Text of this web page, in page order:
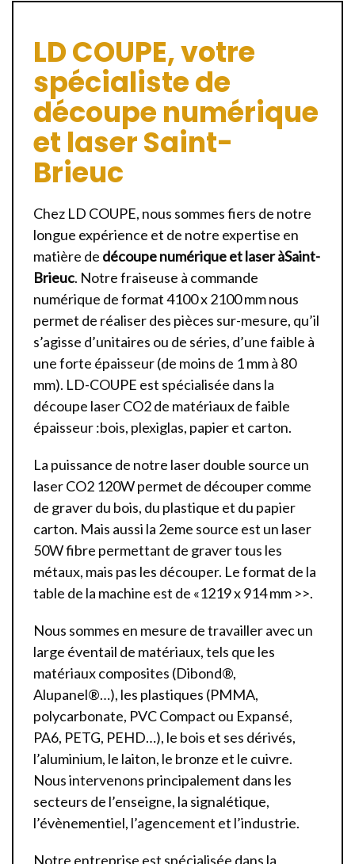
LD COUPE, votre
spécialiste de
découpe numérique
et laser Saint-
Brieuc
Chez LD COUPE, nous sommes fiers de notre
longue expérience et de notre expertise en
matière de découpe numérique et laser àSaint-
Brieuc. Notre fraiseuse à commande
numérique de format 4100 x 2100 mm nous
permet de réaliser des pièces sur-mesure, qu’il
s’agisse d’unitaires ou de séries, d’une faible à
une forte épaisseur (de moins de 1 mm à 80
mm). LD-COUPE est spécialisée dans la
découpe laser CO2 de matériaux de faible
épaisseur :bois, plexiglas, papier et carton.
La puissance de notre laser double source un
laser CO2 120W permet de découper comme
de graver du bois, du plastique et du papier
carton. Mais aussi la 2eme source est un laser
50W fibre permettant de graver tous les
métaux, mais pas les découper. Le format de la
table de la machine est de «1219 x 914 mm >>.
Nous sommes en mesure de travailler avec un
large éventail de matériaux, tels que les
matériaux composites (Dibond®,
Alupanel®…), les plastiques (PMMA,
polycarbonate, PVC Compact ou Expansé,
PA6, PETG, PEHD…), le bois et ses dérivés,
l’aluminium, le laiton, le bronze et le cuivre.
Nous intervenons principalement dans les
secteurs de l’enseigne, la signalétique,
l’évènementiel, l’agencement et l’industrie.
Notre entreprise est spécialisée dans la